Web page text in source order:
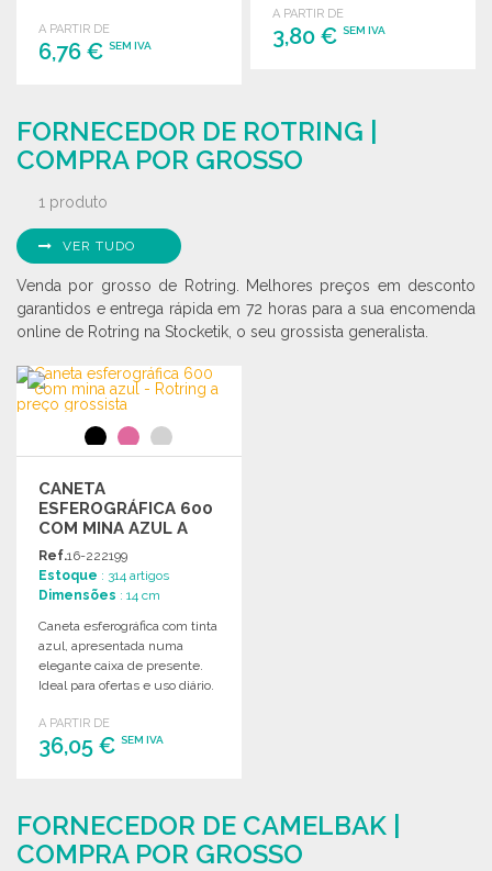
A PARTIR DE
6,76 € SEM IVA
Solicitar um orçamento
A PARTIR DE
3,80 €SEM IVA
Solicitar um orçamento
FORNECEDOR DE ROTRING |
COMPRA POR GROSSO
1 produto
VER TUDO
Venda por grosso de Rotring. Melhores preços em desconto
garantidos e entrega rápida em 72 horas para a sua encomenda
online de Rotring na Stocketik, o seu grossista generalista.
CANETA
ESFEROGRÁFICA 600
COM MINA AZUL A
PREÇO GROSSISTA
Ref.16-222199
Estoque : 314 artigos
Dimensões : 14 cm
Caneta esferográfica com tinta
azul, apresentada numa
elegante caixa de presente.
Ideal para ofertas e uso diário.
A PARTIR DE
36,05 € SEM IVA
Solicitar um orçamento
FORNECEDOR DE CAMELBAK |
COMPRA POR GROSSO